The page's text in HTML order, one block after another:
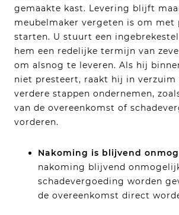
gemaakte kast. Levering blijft
meubelmaker vergeten is om met
starten. U stuurt een
hem een redelijke termijn van
om alsnog te leveren. Als hij
niet presteert, raakt hij in verzuim
verdere stappen ondernemen,
van de overeenkomst of
vorderen.
Nakoming is blijvend
nakoming blijvend
schadevergoeding worden
de overeenkomst direct